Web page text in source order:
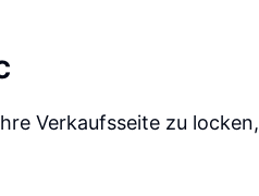
Verkaufsseite zu locken,